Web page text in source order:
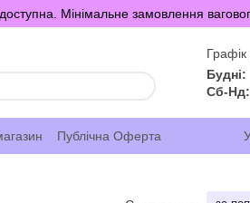
Мінімальне замовлення
Будні:
Сб-Нд:
Публічна Оферта